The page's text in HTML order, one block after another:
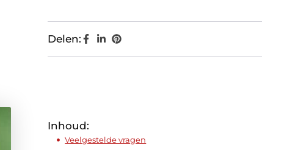
Delen:
Inhoud:
Veelgestelde vragen